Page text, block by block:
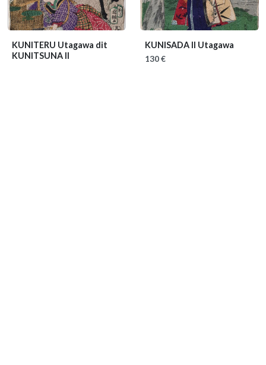
KUNITERU Utagawa dit
KUNITSUNA II
KUNISADA II Utagawa
130 €